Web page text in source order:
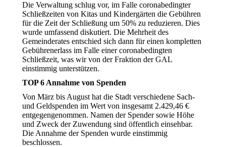
Die Verwaltung schlug vor, im Falle coronabedingter
Schließzeiten von Kitas und Kindergärten die Gebühren
für die Zeit der Schließung um 50% zu reduzieren. Dies
wurde umfassend diskutiert. Die Mehrheit des
Gemeinderates entschied sich dann für einen kompletten
Gebührenerlass im Falle einer coronabedingten
Schließzeit, was wir von der Fraktion der GAL
einstimmig unterstützen.
TOP 6 Annahme von Spenden
Von März bis August hat die Stadt verschiedene Sach-
und Geldspenden im Wert von insgesamt 2.429,46 €
entgegengenommen. Namen der Spender sowie Höhe
und Zweck der Zuwendung sind öffentlich einsehbar.
Die Annahme der Spenden wurde einstimmig
beschlossen.